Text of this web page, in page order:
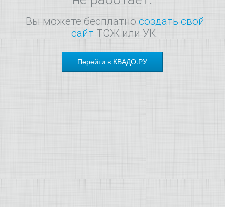
Вы можете бесплатно создать свой
сайт ТСЖ или УК.
Перейти в КВАДО.РУ